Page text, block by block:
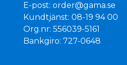
E-post:order@gama.se
Kundtjänst: 08-19 94 00
Org.nr: 556039-5161
Bankgiro: 727-0648